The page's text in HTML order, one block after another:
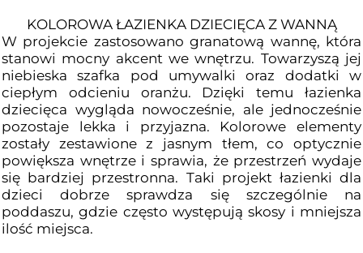
KOLOROWA ŁAZIENKA DZIECIĘCA Z WANNĄ
W projekcie zastosowano granatową wannę, która
stanowi mocny akcent we wnętrzu. Towarzyszą jej
niebieska szafka pod umywalki oraz dodatki w
ciepłym odcieniu oranżu. Dzięki temu łazienka
dziecięca wygląda nowocześnie, ale jednocześnie
pozostaje lekka i przyjazna. Kolorowe elementy
zostały zestawione z jasnym tłem, co optycznie
powiększa wnętrze i sprawia, że przestrzeń wydaje
się bardziej przestronna. Taki projekt łazienki dla
dzieci dobrze sprawdza się szczególnie na
poddaszu, gdzie często występują skosy i mniejsza
ilość miejsca.